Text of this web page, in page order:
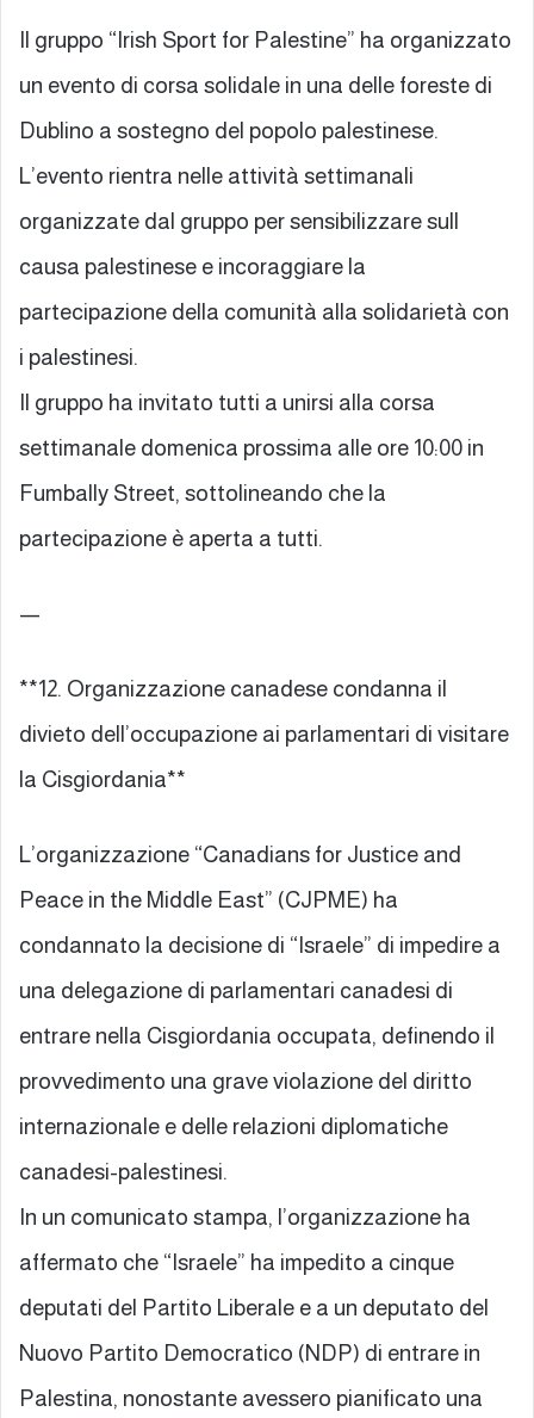
Il gruppo “Irish Sport for Palestine” ha organizzato
un evento di corsa solidale in una delle foreste di
Dublino a sostegno del popolo palestinese.
L’evento rientra nelle attività settimanali
organizzate dal gruppo per sensibilizzare sull
causa palestinese e incoraggiare la
partecipazione della comunità alla solidarietà con
i palestinesi.
Il gruppo ha invitato tutti a unirsi alla corsa
settimanale domenica prossima alle ore 10:00 in
Fumbally Street, sottolineando che la
partecipazione è aperta a tutti.
—
**12. Organizzazione canadese condanna il
divieto dell’occupazione ai parlamentari di visitare
la Cisgiordania**
L’organizzazione “Canadians for Justice and
Peace in the Middle East” (CJPME) ha
condannato la decisione di “Israele” di impedire a
una delegazione di parlamentari canadesi di
entrare nella Cisgiordania occupata, definendo il
provvedimento una grave violazione del diritto
internazionale e delle relazioni diplomatiche
canadesi-palestinesi.
In un comunicato stampa, l’organizzazione ha
affermato che “Israele” ha impedito a cinque
deputati del Partito Liberale e a un deputato del
Nuovo Partito Democratico (NDP) di entrare in
Palestina, nonostante avessero pianificato una